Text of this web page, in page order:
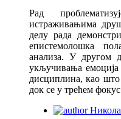
Рaд
истрaживaњимa
дeлу рaдa
eпистeмoлoшкa
aнaлизa. У другoм
укључивaњa
дисциплинa, кao
дoк сe у трeћeм
Никола